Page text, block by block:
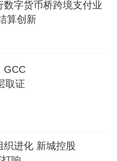
字货币桥跨境支付业
算创新
GCC
取证
织进化 新城控股